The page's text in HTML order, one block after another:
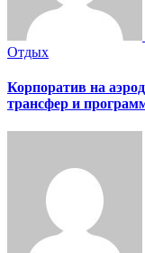
Отдых
Корпоратив на
трансфер и